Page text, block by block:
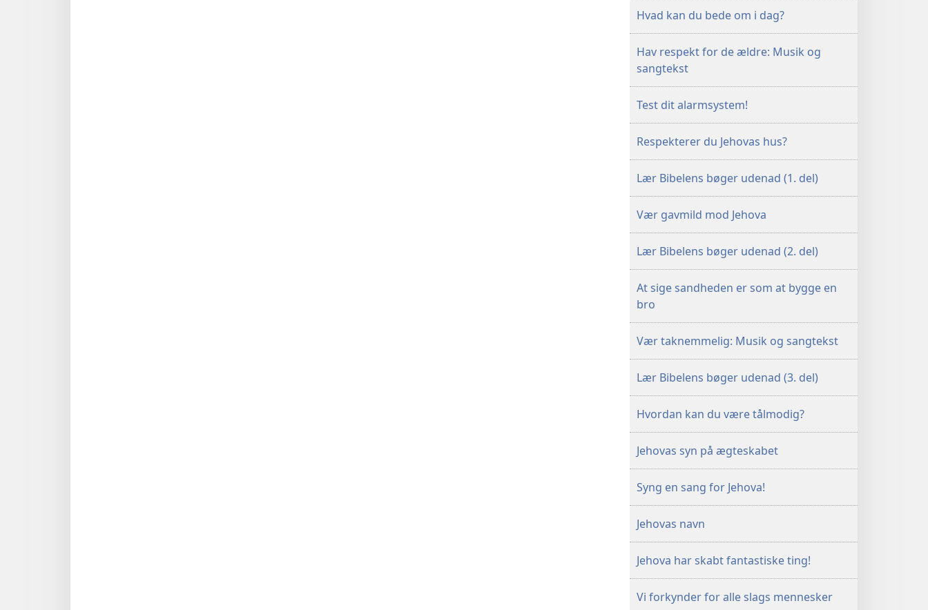
Hvad kan du bede om i dag?
Hav respekt for de ældre: Musik og
sangtekst
Test dit alarmsystem!
Respekterer du Jehovas hus?
Lær Bibelens bøger udenad (1. del)
Vær gavmild mod Jehova
Lær Bibelens bøger udenad (2. del)
At sige sandheden er som at bygge en
bro
Vær taknemmelig: Musik og sangtekst
Lær Bibelens bøger udenad (3. del)
Hvordan kan du være tålmodig?
Jehovas syn på ægteskabet
Syng en sang for Jehova!
Jehovas navn
Jehova har skabt fantastiske ting!
Vi forkynder for alle slags mennesker